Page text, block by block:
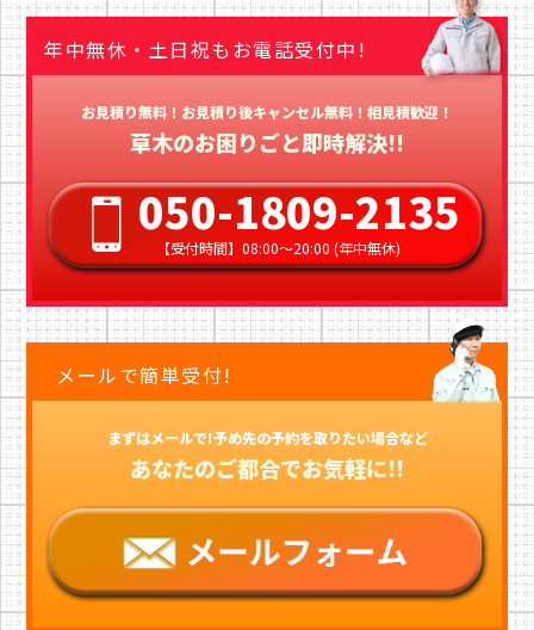
年中無休・土日祝もお電話受付中!
お見積り無料！お見積り後キャンセル無料！相見積歓迎！
草木のお困りごと即時解決!!
050-1809-2135
【受付時間】08:00〜20:00 (年中無休)
メールで簡単受付!
まずはメールで!予め先の予約を取りたい場合など
あなたのご都合でお気軽に!!